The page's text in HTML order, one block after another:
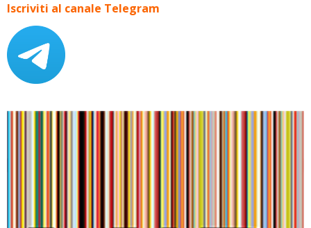
Iscriviti al canale Telegram